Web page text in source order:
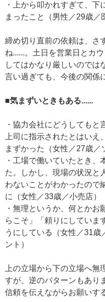
・上から叩かれすぎて、下
まったこと（男性／29歳／
締め切り直前の依頼は、さ
ね......。土日を営業日とカ
してはかなり厳しいのでは
言い過ぎても、今後の関係
■気まずいときもある......
・協力会社にどうしてもと
上司に指示されたとはい
まずかった（女性／27歳／
・工場で働いていたとき
た。しかし、現場の状況と
わないことがわかったので
に（女性／33歳／小売店）
・無理というか、何とか
らこそ」「頼りにしていま
うにしている（女性／31歳
ント）
上の立場から下の立場へ
すが、逆のパターンもあり
信頼を伝えながらお願いす